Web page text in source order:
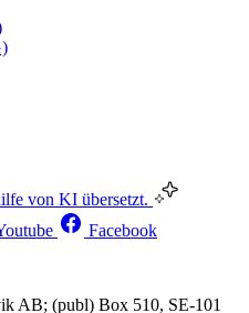
von KI übersetzt.
Facebook
AB; (publ) Box 510, SE-101